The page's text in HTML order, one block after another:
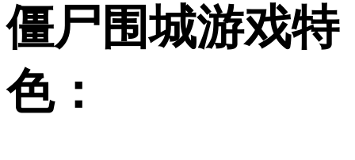
僵尸围城游戏特
色：